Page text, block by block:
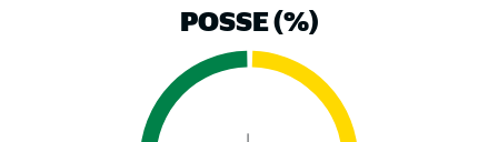
POSSE (%)